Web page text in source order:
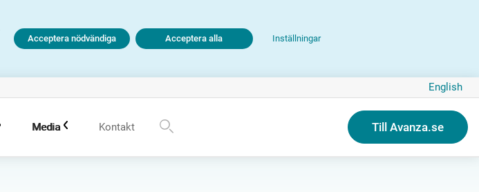
Inställningar
Acceptera nödvändiga Acceptera alla
English
Media Kontakt Till Avanza.se